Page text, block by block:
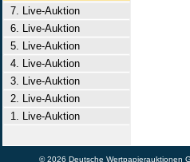
7. Live-Auktion
6. Live-Auktion
5. Live-Auktion
4. Live-Auktion
3. Live-Auktion
2. Live-Auktion
1. Live-Auktion
© 2026 Deutsche Wertpapierauktionen